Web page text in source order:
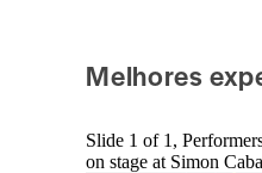
Melhores
Slide 1 of 1,
on stage at Simon